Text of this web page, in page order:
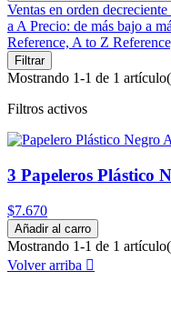
Ventas en orden decreciente
a APrecio: de más bajo a
Reference, A to Z
Filtrar
Mostrando 1-1 de 1
Filtros activos
3 Papeleros Plástico
$7.670
Añadir al carro
Mostrando 1-1 de 1
Volver arriba 